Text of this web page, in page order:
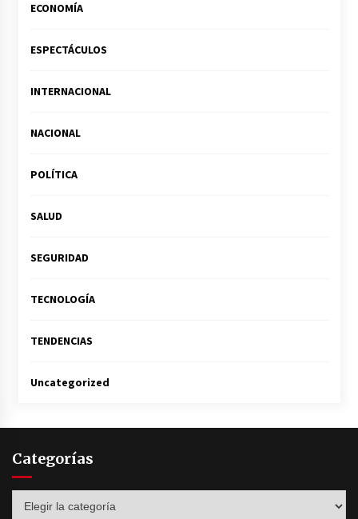
ECONOMÍA
ESPECTÁCULOS
INTERNACIONAL
NACIONAL
POLÍTICA
SALUD
SEGURIDAD
TECNOLOGÍA
TENDENCIAS
Uncategorized
Categorías